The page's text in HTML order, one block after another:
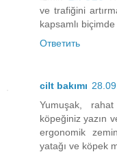
ve trafiğini
kapsamlı
Ответить
cilt bakımı
Yumuşak,
köpeğiniz yazın
ergonomik
yatağı ve köpek